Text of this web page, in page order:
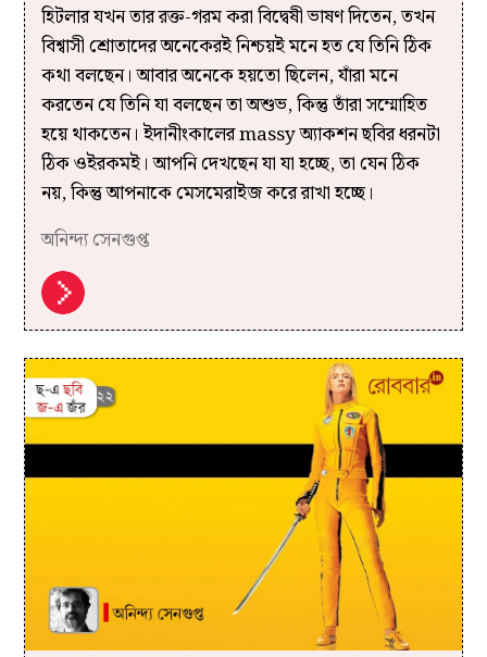
হিটলার যখন তার রক্ত-গরম করা বিদ্বেষী ভাষণ দিতেন, তখন
বিশ্বাসী শ্রোতাদের অনেকেরই নিশ্চয়ই মনে হত যে তিনি ঠিক
কথা বলছেন। আবার অনেকে হয়তো ছিলেন, যাঁরা মনে
করতেন যে তিনি যা বলছেন তা অশুভ, কিন্তু তাঁরা সম্মোহিত
হয়ে থাকতেন। ইদানীংকালের massy অ্যাকশন ছবির ধরনটা
ঠিক ওইরকমই। আপনি দেখছেন যা যা হচ্ছে, তা যেন ঠিক
নয়, কিন্তু আপনাকে মেসমেরাইজ করে রাখা হচ্ছে।
অনিন্দ্য সেনগুপ্ত